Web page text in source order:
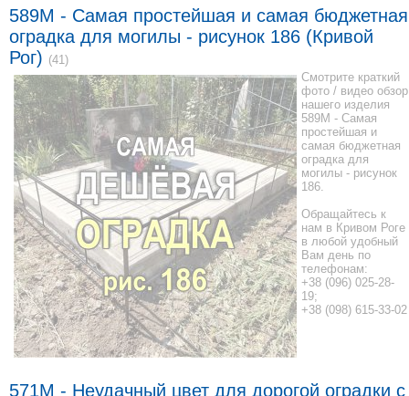
589M - Самая простейшая и самая бюджетная
оградка для могилы - рисунок 186 (Кривой
Рог) (41)
Смотрите краткий
фото / видео обзор
нашего изделия
589M - Самая
простейшая и
самая бюджетная
оградка для
могилы - рисунок
186.
Обращайтесь к
нам в Кривом Роге
в любой удобный
Вам день по
телефонам:
+38 (096) 025-28-
19;
+38 (098) 615-33-02
571M - Неудачный цвет для дорогой оградки с